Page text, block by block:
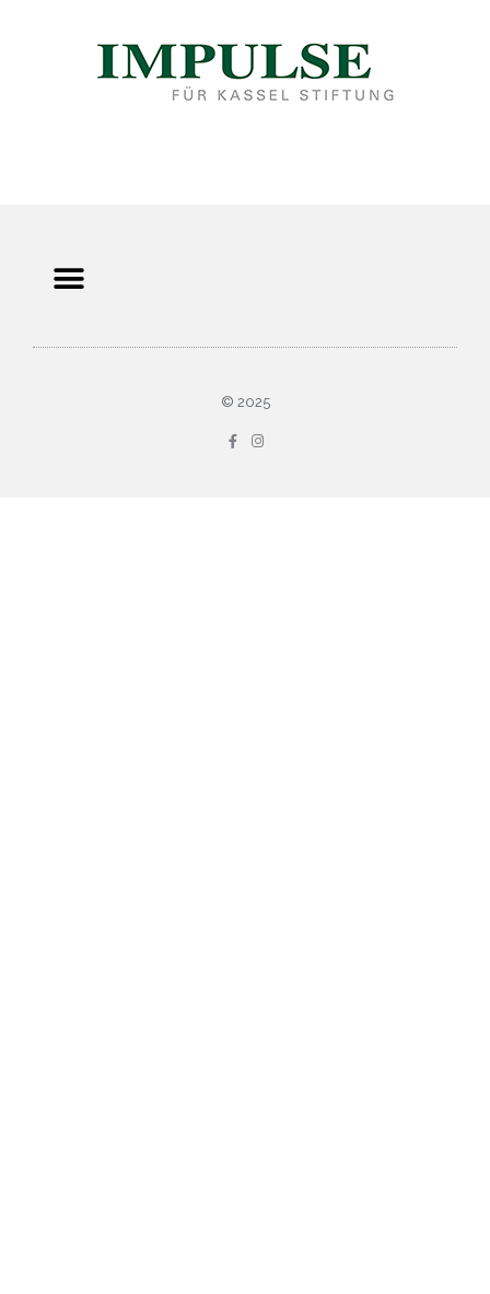
© 2025